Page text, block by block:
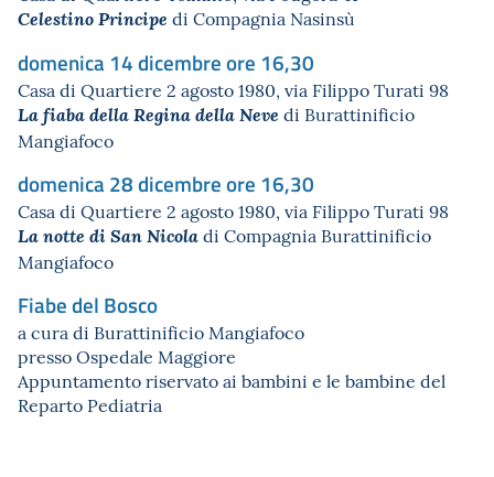
Celestino Principe di Compagnia Nasinsù
domenica 14 dicembre ore 16,30
Casa di Quartiere 2 agosto 1980, via Filippo Turati 98
La fiaba della Regina della Neve di Burattinificio
Mangiafoco
domenica 28 dicembre ore 16,30
Casa di Quartiere 2 agosto 1980, via Filippo Turati 98
La notte di San Nicoladi Compagnia Burattinificio
Mangiafoco
Fiabe del Bosco
a cura di Burattinificio Mangiafoco
presso Ospedale Maggiore
Appuntamento riservato ai bambini e le bambine del
Reparto Pediatria